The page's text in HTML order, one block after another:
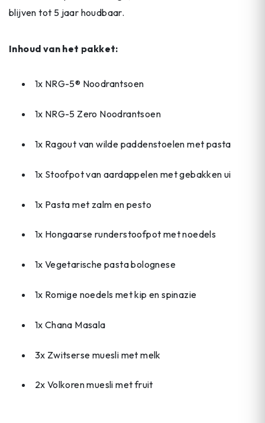
blijven tot 5 jaar houdbaar.
Inhoud van het pakket:
1x NRG-5® Noodrantsoen
1x NRG-5 Zero Noodrantsoen
1x Ragout van wilde paddenstoelen met pasta
1x Stoofpot van aardappelen met gebakken ui
1x Pasta met zalm en pesto
1x Hongaarse runderstoofpot met noedels
1x Vegetarische pasta bolognese
1x Romige noedels met kip en spinazie
1x Chana Masala
3x Zwitserse muesli met melk
2x Volkoren muesli met fruit